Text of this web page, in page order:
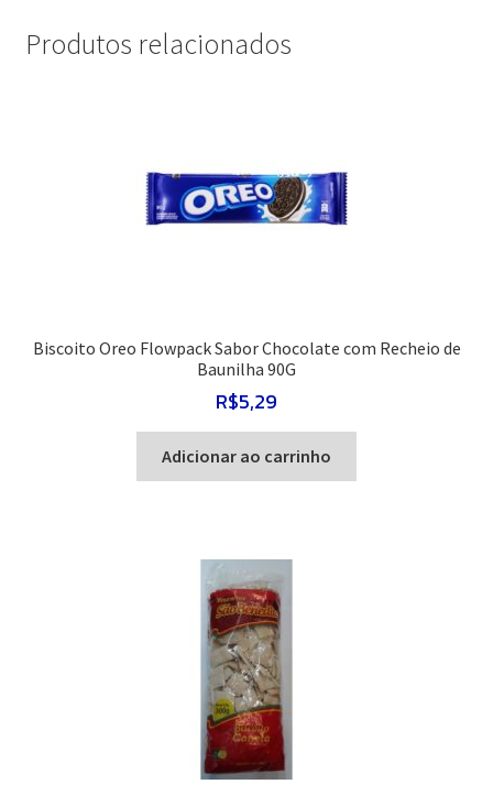
Produtos relacionados
Biscoito Oreo Flowpack Sabor Chocolate com Recheio de
Baunilha 90G
R$5,29
Adicionar ao carrinho